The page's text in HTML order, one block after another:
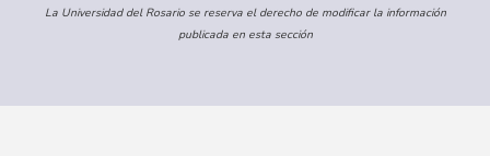
La Universidad del Rosario se reserva el derecho de modificar la información
publicada en esta sección